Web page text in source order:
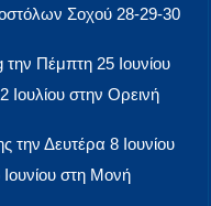
Σοχού 28-29-30
Πέμπτη 25 Ιουνίου
στην Ορεινή
την Δευτέρα 8 Ιουνίου
στη Μονή